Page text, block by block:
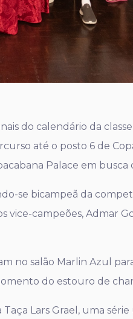
do calendário da
até o posto 6 de
Palace em
se bicampeã da
campeões, Admar
no salão Marlin Azul
do estouro de
Lars Grael, uma